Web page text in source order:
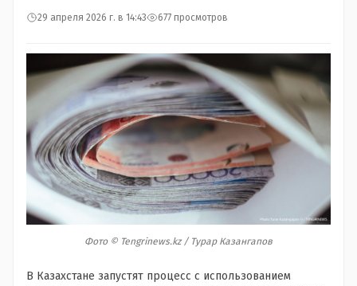
29 апреля 2026 г. в 14:43 677 просмотров
Фото © Tengrinews.kz / Турар Казангапов
В Казахстане запустят процесс с использованием